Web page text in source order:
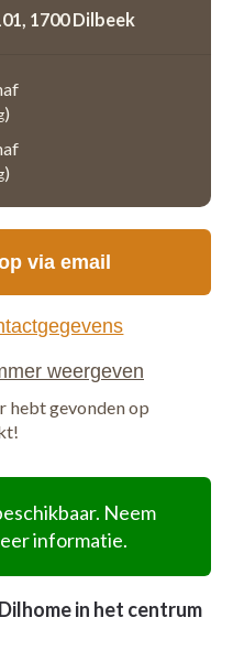
1700 Dilbeek
)
)
Neem
informatie.
in het centrum
via email
hebt gevonden op